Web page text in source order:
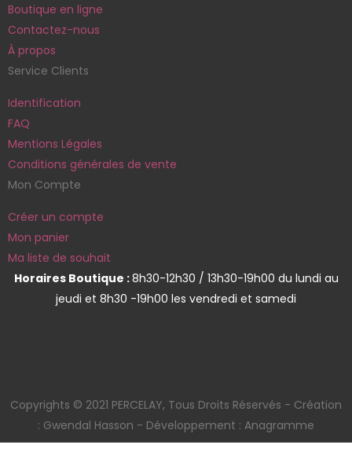
Boutique en ligne
Contactez-nous
À propos
Service Clients
Identification
FAQ
Mentions Légales
Conditions générales de vente
Mon Compte
Créer un compte
Mon panier
Ma liste de souhait
Horaires Boutique :8h30-12h30 / 13h30-19h00 du lundi au
jeudi et 8h30 -19h00 les vendredi et samedi
Copyrights © 2021 PERCELAY, Tous Droits Réservés - Création
: Gwendal Hasson - Développement : Anagramme